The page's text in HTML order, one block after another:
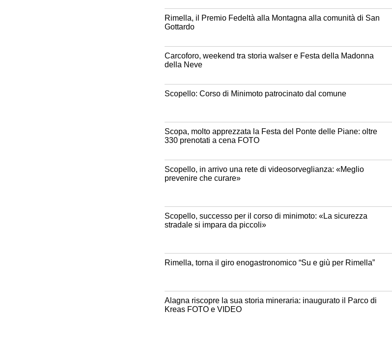
Rimella, il Premio Fedeltà alla Montagna alla comunità di San
Gottardo
Carcoforo, weekend tra storia walser e Festa della Madonna
della Neve
Scopello: Corso di Minimoto patrocinato dal comune
Scopa, molto apprezzata la Festa del Ponte delle Piane: oltre
330 prenotati a cena FOTO
Scopello, in arrivo una rete di videosorveglianza: «Meglio
prevenire che curare»
Scopello, successo per il corso di minimoto: «La sicurezza
stradale si impara da piccoli»
Rimella, torna il giro enogastronomico “Su e giù per Rimella”
Alagna riscopre la sua storia mineraria: inaugurato il Parco di
Kreas FOTO e VIDEO